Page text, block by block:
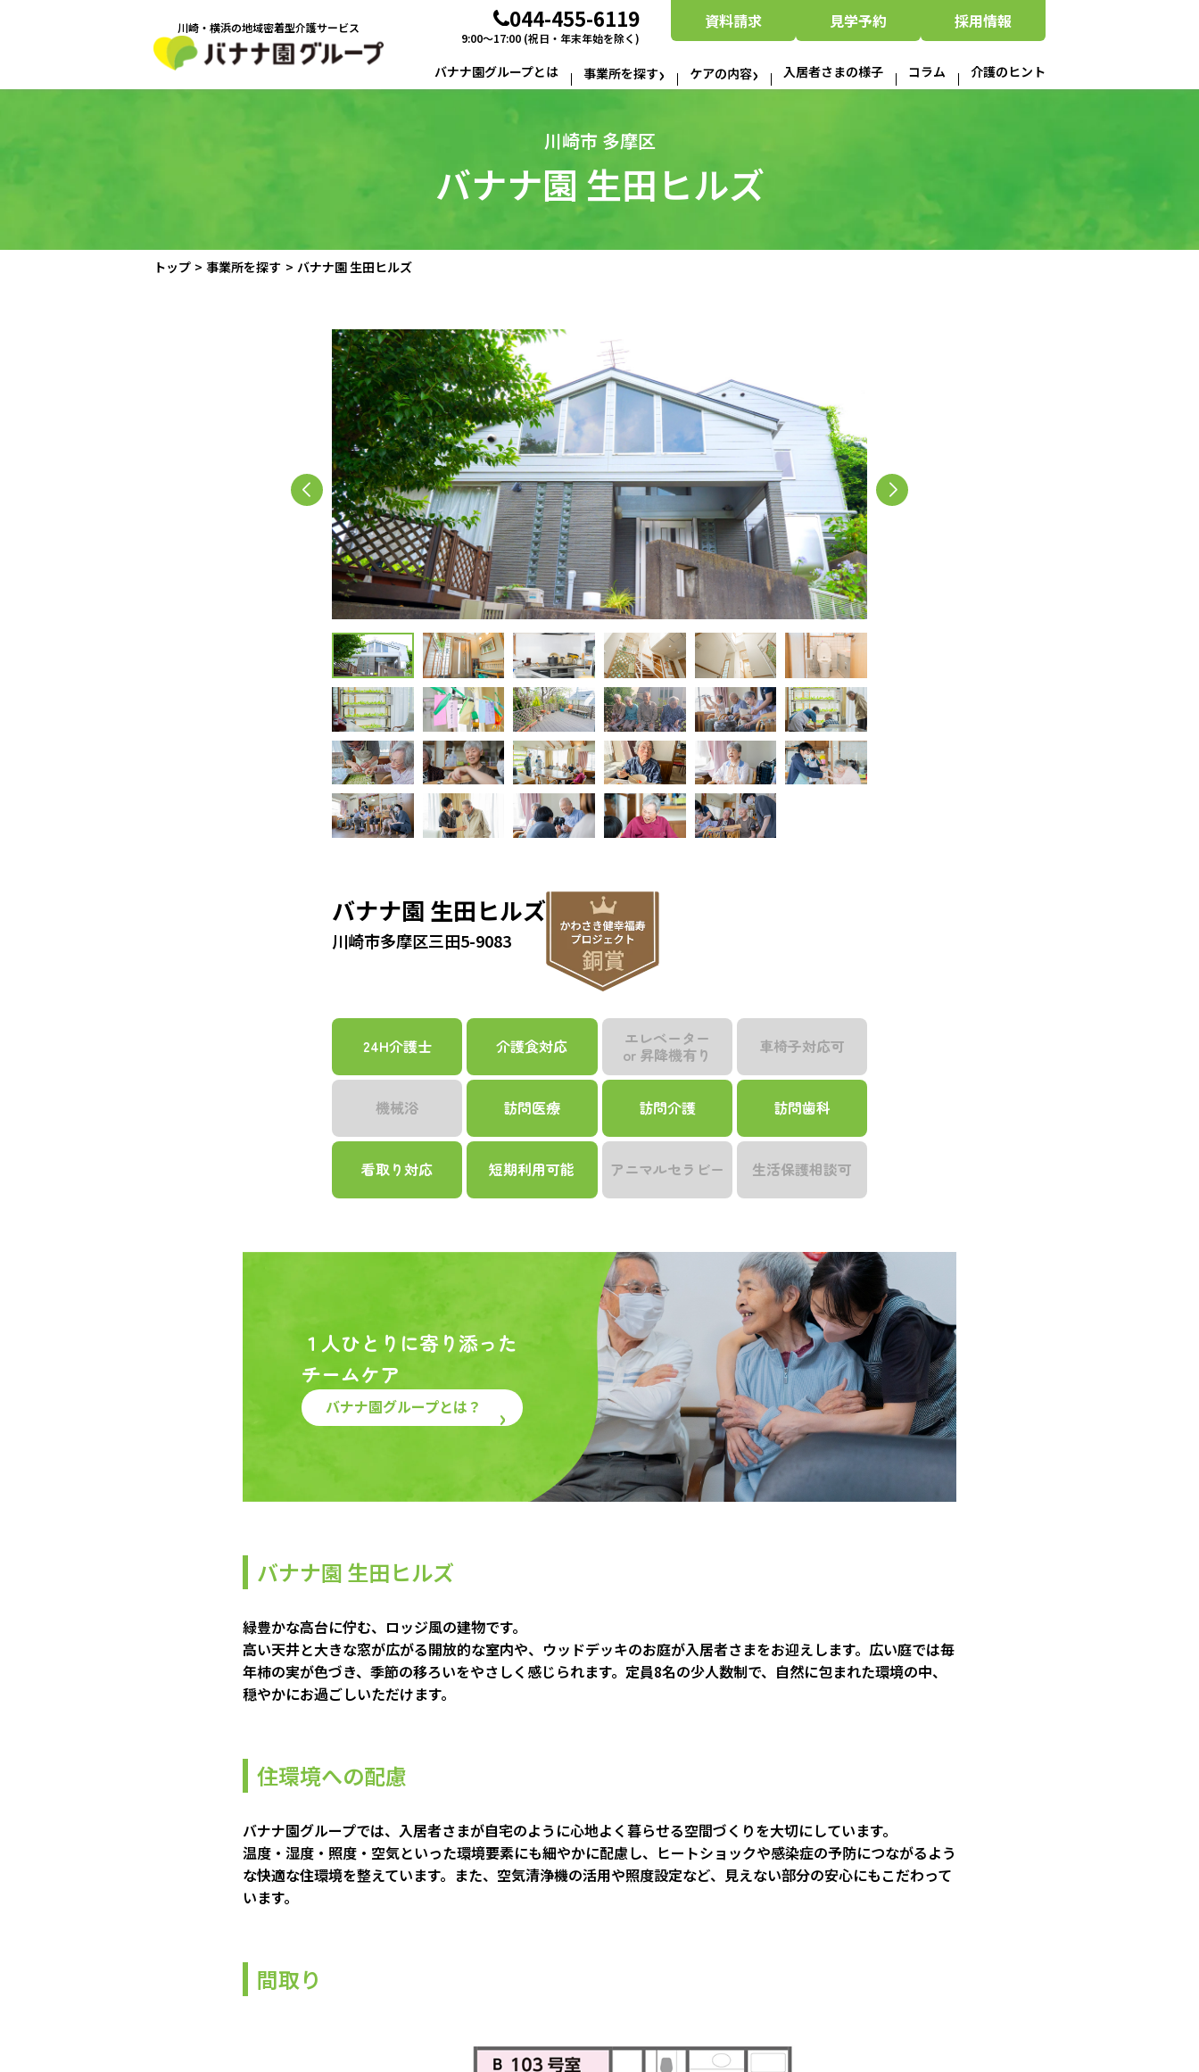
川崎・横浜の地域密着型介護サービス 資料請求 見学予約 採用情報
バナナ園グループとは 事業所を探す ケアの内容 入居者さまの様子 コラム 介護のヒント
044-455-6119
9:00〜17:00 (祝日・年末年始を除く)
川崎市 多摩区
バナナ園 生田ヒルズ
トップ > 事業所を探す > バナナ園 生田ヒルズ
バナナ園 生田ヒルズ
川崎市多摩区三田5-9083
24H介護士 介護食対応 エレベーター
or 昇降機有り 車椅子対応可
機械浴 訪問医療 訪問介護 訪問歯科
看取り対応 短期利用可能 アニマルセラビー 生活保護相談可
１人ひとりに寄り添った
チームケア
バナナ園グループとは？
バナナ園 生田ヒルズ
緑豊かな高台に佇む、ロッジ風の建物です。
高い天井と大きな窓が広がる開放的な室内や、ウッドデッキのお庭が入居者さまをお迎えします。広い庭では毎
年柿の実が色づき、季節の移ろいをやさしく感じられます。定員8名の少人数制で、自然に包まれた環境の中、
穏やかにお過ごしいただけます。
住環境への配慮
バナナ園グループでは、入居者さまが自宅のように心地よく暮らせる空間づくりを大切にしています。
温度・湿度・照度・空気といった環境要素にも細やかに配慮し、ヒートショックや感染症の予防につながるよう
な快適な住環境を整えています。また、空気清浄機の活用や照度設定など、見えない部分の安心にもこだわって
います。
間取り